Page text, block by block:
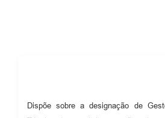
Dispõe sobre a designação de